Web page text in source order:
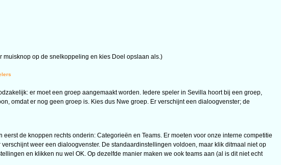
op de snelkoppeling en kies Doel opslaan als.)
er moet een groep aangemaakt worden. Iedere speler in Sevilla hoort bij een groep,
omdat er nog geen groep is. Kies dus Nwe groep. Er verschijnt een dialoogvenster; de
de knoppen rechts onderin: Categorieën en Teams. Er moeten voor onze interne competitie
weer een dialoogvenster. De standaardinstellingen voldoen, maar klik ditmaal niet op
en klikken nu wel OK. Op dezelfde manier maken we ook teams aan (al is dit niet echt